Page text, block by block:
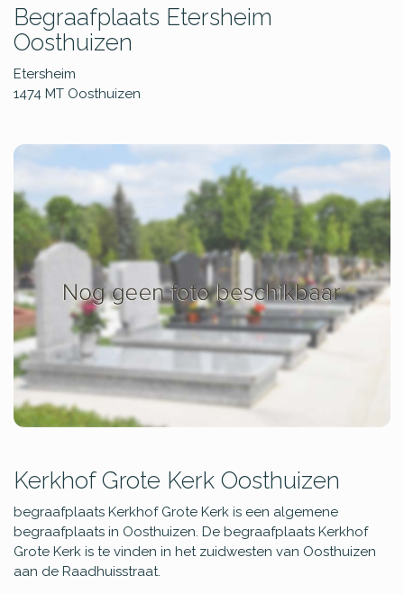
Begraafplaats Etersheim
Oosthuizen
Etersheim
1474 MT Oosthuizen
Kerkhof Grote Kerk Oosthuizen
begraafplaats Kerkhof Grote Kerk is een algemene
begraafplaats in Oosthuizen. De begraafplaats Kerkhof
Grote Kerk is te vinden in het zuidwesten van Oosthuizen
aan de Raadhuisstraat.